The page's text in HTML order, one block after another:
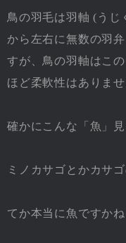
鳥の羽毛は羽軸 (うじ
から左右に無数の羽
すが、鳥の羽軸はこ
ほど柔軟性はありませ
確かにこんな「魚」
ミノカサゴとかカサ
てか本当に魚ですかね